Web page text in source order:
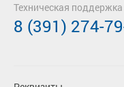
Техническая поддержка
8 (391) 274-